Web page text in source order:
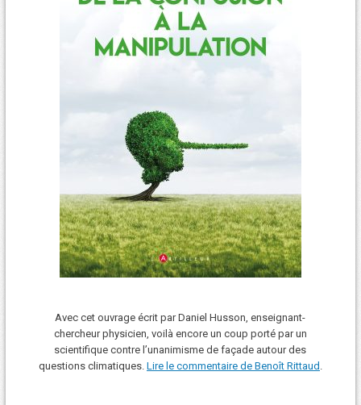
Avec cet ouvrage écrit par Daniel Husson, enseignant-
chercheur physicien, voilà encore un coup porté par un
scientifique contre l’unanimisme de façade autour des
questions climatiques. Lire le commentaire de Benoît Rittaud